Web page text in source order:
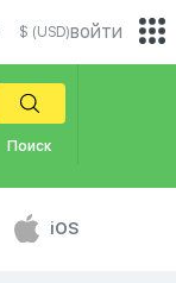
$ (USD)
Поиск
iOS
войти